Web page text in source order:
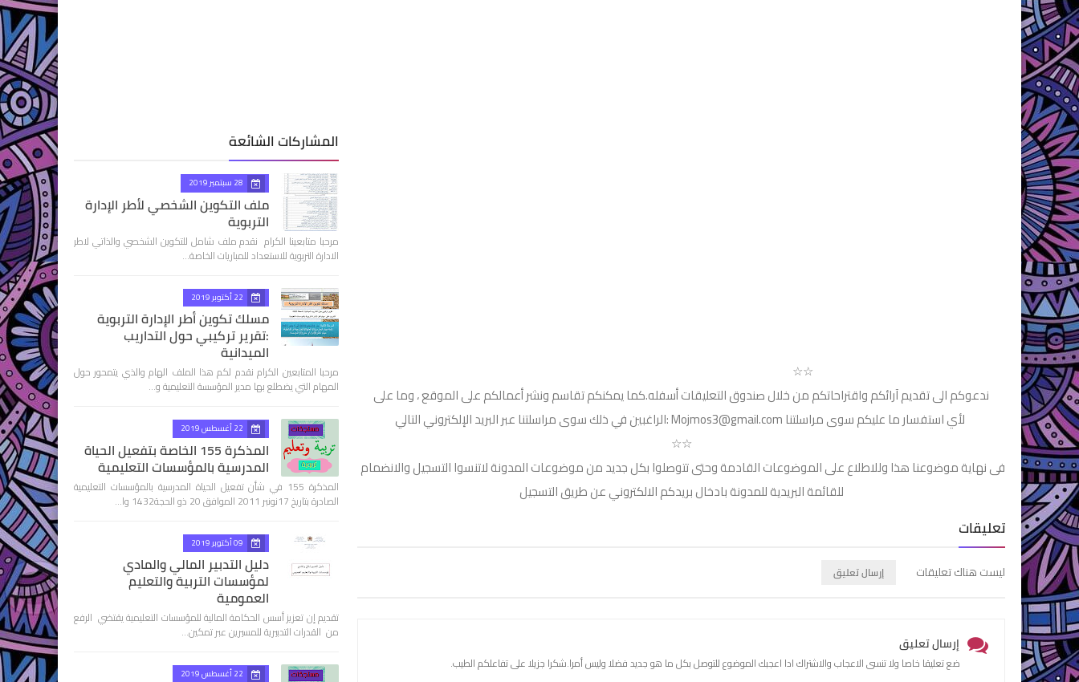
☆☆
ندعوكم الى تقديم آرائكم واقتراحاتكم من خلال صندوق التعليقات أسفله.كما يمكنكم تقاسم ونشر أعمالكم على الموقع ، وما على
☆☆
للقائمة البريدية للمدونة بادخال بريدكم الالكتروني عن طريق التسجيل
تعليقات
ليست هناك تعليقات إرسال تعليق
إرسال تعليق
ضع تعليقا خاصا ولا تنسى الاعجاب والاشتراك ادا اعجبك الموضوع للتوصل بكل ما هو جديد فضلا وليس أمرا.شكرا جزيلا على تفاعلكم الطيب.
المشاركات الشائعة
28 سبتمبر 2019
ملف التكوين الشخصي لأطر الإدارة
التربوية
مرحبا متابعينا الكرام نقدم ملف شامل للتكوين الشخصي والذاتي لاطر
الادارة التربوية للاستعداد للمباريات الخاصة…
22 أكتوبر 2019
مسلك تكوين أطر الإدارة التربوية
:تقرير تركيبي حول التداريب
الميدانية
مرحبا المتابعين الكرام نقدم لكم هذا الملف الهام والذي يتمحور حول
المهام التي يضطلع بها مدير المؤسسة التعليمية و…
22 أغسطس 2019
المذكرة 155 الخاصة بتفعيل الحياة
المدرسية بالمؤسسات التعليمية
المذكرة 155 في شأن تفعيل الحياة المدرسية بالمؤسسات التعليمية
الصادرة بتاريخ 17نونبر 2011 الموافق 20 ذو الحجة1432 وا…
09 أكتوبر 2019
دليل التدبير المالي والمادي
لمؤسسات التربية والتعليم
العمومية
تقديم إن تعزيز أسس الحكامة المالية للمؤسسات التعليمية يقتضي الرفع
من القدرات التدبيرية للمسيرين عبر تمكين…
22 أغسطس 2019